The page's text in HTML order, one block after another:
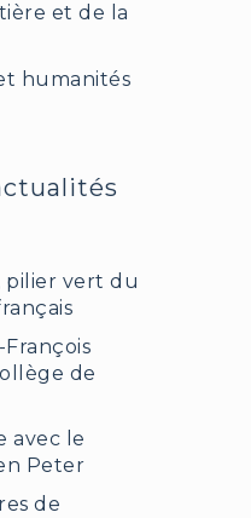
et de la
humanités
pilier vert du
de
avec le
Peter
de